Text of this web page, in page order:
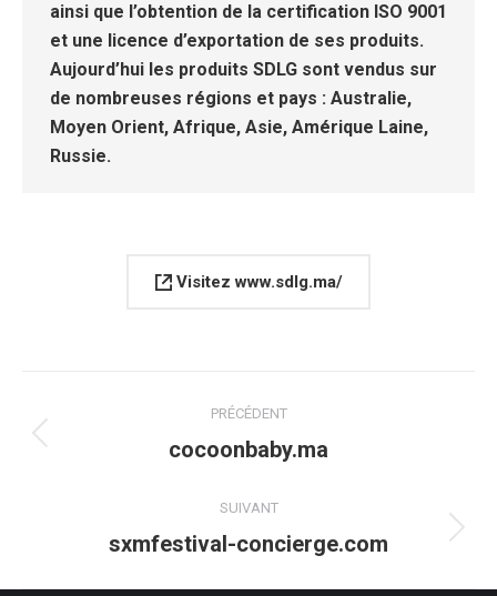
ainsi que l’obtention de la certification ISO 9001
et une licence d’exportation de ses produits.
Aujourd’hui les produits SDLG sont vendus sur
de nombreuses régions et pays : Australie,
Moyen Orient, Afrique, Asie, Amérique Laine,
Russie.
Visitez www.sdlg.ma/
de
commentaire
PRÉCÉDENT
Onglet
cocoonbaby.ma
SUIVANT
Projets
sxmfestival-concierge.com